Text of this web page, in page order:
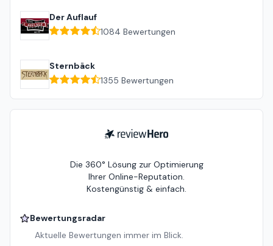
Der Auflauf
1084 Bewertungen
Sternbäck
1355 Bewertungen
ReviewHero
Die 360° Lösung zur Optimierung
Ihrer Online-Reputation.
Kostengünstig & einfach.
Bewertungsradar
Aktuelle Bewertungen immer im Blick.